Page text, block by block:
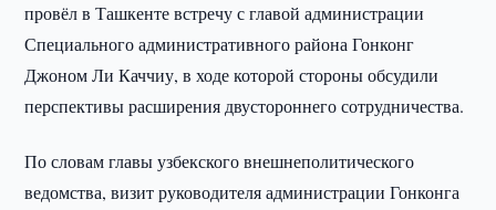
провёл в Ташкенте встречу с главой администрации
Специального административного района Гонконг
Джоном Ли Каччиу, в ходе которой стороны обсудили
перспективы расширения двустороннего сотрудничества.
По словам главы узбекского внешнеполитического
ведомства, визит руководителя администрации Гонконга